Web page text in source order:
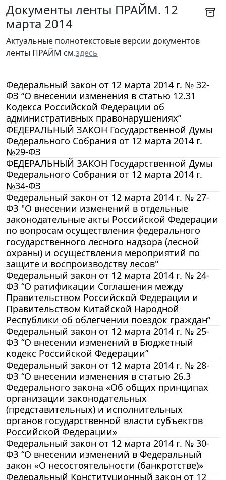
Документы ленты ПРАЙМ. 12
марта 2014
Актуальные полнотекстовые версии документов
ленты ПРАЙМ см.здесь
Федеральный закон от 12 марта 2014 г. № 32-
ФЗ “О внесении изменения в статью 12.31
Кодекса Российской Федерации об
административных правонарушениях”
ФЕДЕРАЛЬНЫЙ ЗАКОН Государственной Думы
Федерального Собрания от 12 марта 2014 г.
№29-ФЗ
ФЕДЕРАЛЬНЫЙ ЗАКОН Государственной Думы
Федерального Собрания от 12 марта 2014 г.
№34-ФЗ
Федеральный закон от 12 марта 2014 г. № 27-
ФЗ "О внесении изменений в отдельные
законодательные акты Российской Федерации
по вопросам осуществления федерального
государственного лесного надзора (лесной
охраны) и осуществления мероприятий по
защите и воспроизводству лесов"
Федеральный закон от 12 марта 2014 г. № 24-
ФЗ “О ратификации Соглашения между
Правительством Российской Федерации и
Правительством Китайской Народной
Республики об облегчении поездок граждан”
Федеральный закон от 12 марта 2014 г. № 25-
ФЗ “О внесении изменений в Бюджетный
кодекс Российской Федерации”
Федеральный закон от 12 марта 2014 г. № 28-
ФЗ “О внесении изменения в статью 26.3
Федерального закона «Об общих принципах
организации законодательных
(представительных) и исполнительных
органов государственной власти субъектов
Российской Федерации»
Федеральный закон от 12 марта 2014 г. № 30-
ФЗ “О внесении изменений в Федеральный
закон «О несостоятельности (банкротстве)»
Федеральный Конституционный закон от 12